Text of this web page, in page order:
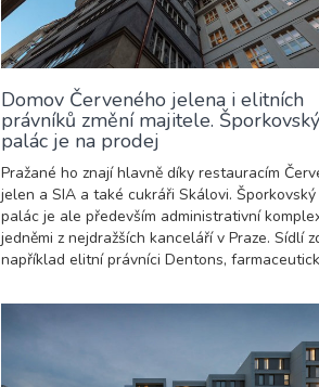
Domov Červeného jelena i elitních
právníků změní majitele. Šporkovský
palác je na prodej
Pražané ho znají hlavně díky restauracím
jelen a SIA a také cukráři Skálovi. Šporkovský
palác je ale především administrativní
jedněmi z nejdražších kanceláří v Praze. Sídlí
například elitní právníci Dentons,